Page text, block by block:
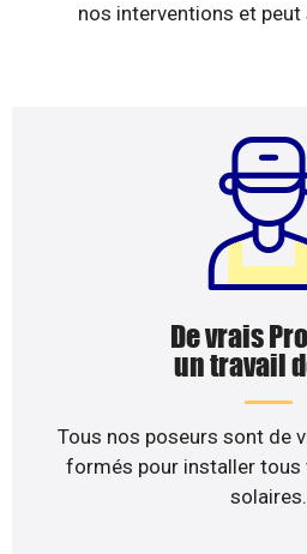
nos interventions et peut
De vrais
un travail
Tous nos poseurs sont de
formés pour installer tous
solaires.